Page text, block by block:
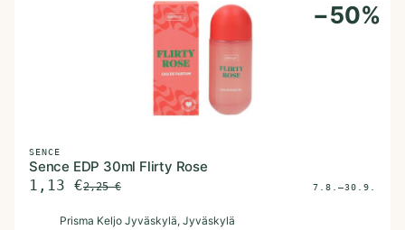
−50%
SENCE
Sence EDP 30ml Flirty Rose
1,13 €2,25€ 7.8.–30.9.
Prisma Keljo Jyväskylä, Jyväskylä